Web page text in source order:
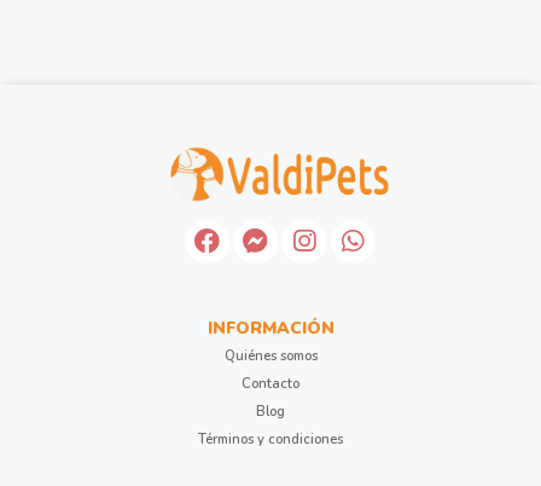
INFORMACIÓN
Quiénes somos
Contacto
Blog
Términos y condiciones